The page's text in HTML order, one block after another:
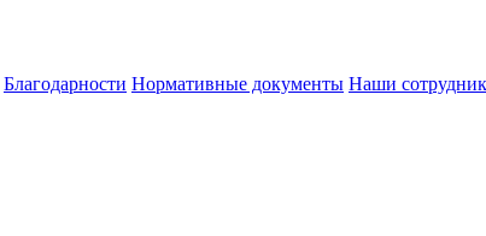
Благодарности Нормативные документы Наши